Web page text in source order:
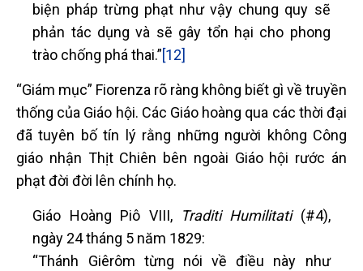
biện pháp trừng phạt như vậy chung quy sẽ
phản tác dụng và sẽ gây tổn hại cho phong
trào chống phá thai.”[12]
“Giám mục” Fiorenza rõ ràng không biết gì về truyền
thống của Giáo hội. Các Giáo hoàng qua các thời đại
đã tuyên bố tín lý rằng những người không Công
giáo nhận Thịt Chiên bên ngoài Giáo hội rước án
phạt đời đời lên chính họ.
Giáo Hoàng Piô VIII, Traditi Humilitati(#4),
ngày 24 tháng 5 năm 1829:
“Thánh Giêrôm từng nói về điều này như